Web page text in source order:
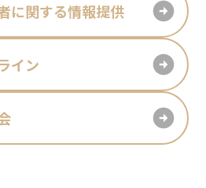
に関する情報提供
イン